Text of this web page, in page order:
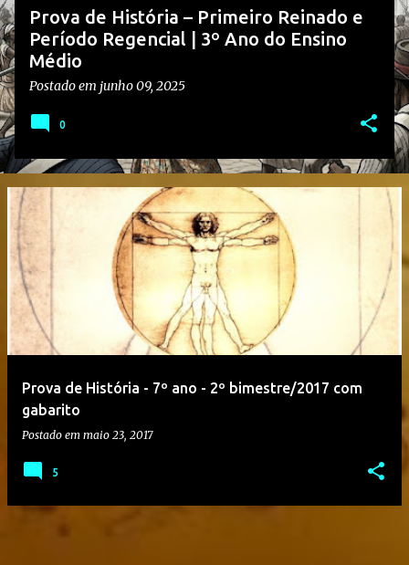
Prova de História – Primeiro Reinado e
Período Regencial | 3º Ano do Ensino
Médio
Postado em junho 09, 2025
0
Prova de História - 7º ano - 2º bimestre/2017 com
gabarito
Postado em maio 23, 2017
5